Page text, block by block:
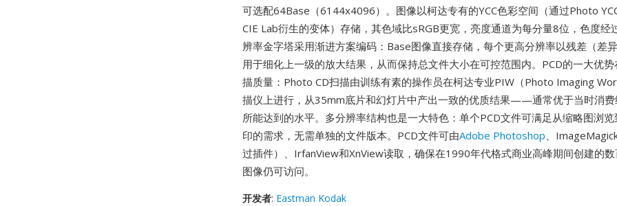
可选配64Base（6144x4096）。图像以柯达专有的YCC色彩空间（通过Photo
CIE Lab衍生的变体）存储，其色域比sRGB更宽，亮度通道为每分量8位，色度经
辨率金字塔采用渐进方案编码：Base图像直接存储，每个更高分辨率以残差（差
用于细化上一级的放大结果，从而保持总文件大小在可控范围内。PCD的一大优
描质量：Photo CD扫描由训练有素的操作员在柯达专业PIW（Photo Imaging
描仪上进行，从35mm底片和幻灯片中产出一致的优质结果——通常优于当时消费
所能达到的水平。多分辨率结构也是一大特色：单个PCD文件可满足从缩略图浏
印的需求，无需单独的文件版本。PCD文件可由Adobe Photoshop、
过插件）、IrfanView和XnView读取，确保在1990年代格式商业高峰期间创建的
图像仍可访问。
开发者: Eastman Kodak